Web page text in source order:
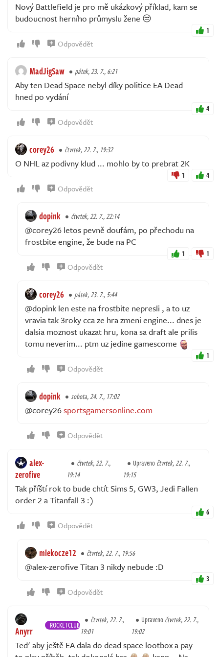
Nový Battlefield je pro mě ukázkový příklad, kam se
budoucnost herního průmyslu žene 😒
1
Odpovědět
MadJigSaw pátek, 23. 7., 6:21
Aby ten Dead Space nebyl díky politice EA Dead
hned po vydání
4
Odpovědět
corey26 čtvrtek, 22. 7., 19:32
O NHL az podivny klud ... mohlo by to prebrat 2K
1 4
Odpovědět
dopink čtvrtek, 22. 7., 22:14
@corey26 letos pevně doufám, po přechodu na
frostbite engine, že bude na PC
1 1
Odpovědět
corey26 pátek, 23. 7., 5:44
@dopink len este na frostbite nepresli , a to uz
vravia tak 3roky cca ze hra zmeni engine... dnes je
dalsia moznost ukazat hru, kona sa draft ale prilis
tomu neverim... ptm uz jedine gamescome
1
Odpovědět
dopink sobota, 24. 7., 17:02
@corey26sportsgamersonline.com
Odpovědět
alex-
zerofive
čtvrtek, 22. 7.,
19:14
Upravenočtvrtek, 22. 7.,
19:15
Tak příští rok to bude chtít Sims 5, GW3, Jedi Fallen
order 2 a Titanfall 3 :)
6
Odpovědět
mlekocze12 čtvrtek, 22. 7., 19:56
@alex-zerofive Titan 3 nikdy nebude :D
3
Odpovědět
Anyrr ROCKETCLUB
čtvrtek, 22. 7.,
19:01
Upravenočtvrtek, 22. 7.,
19:02
Ted' aby ještě EA dala do dead space lootbox a pay